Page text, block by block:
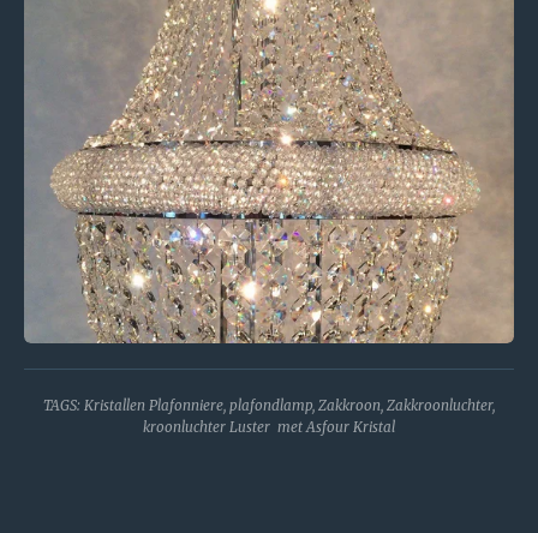
TAGS: Kristallen Plafonniere, plafondlamp, Zakkroon, Zakkroonluchter,
kroonluchter Luster met Asfour Kristal